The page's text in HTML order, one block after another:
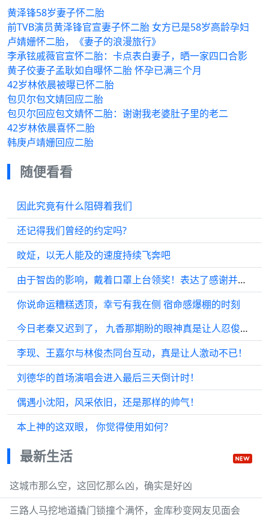
黄泽锋58岁妻子怀二胎
前TVB演员黄泽锋官宣妻子怀二胎 女方已是58岁高龄孕妇
卢婧姗怀二胎，《妻子的浪漫旅行》
李承铉戚薇官宣怀二胎：卡点表白妻子，晒一家四口合影
黄子佼妻子孟耿如自曝怀二胎 怀孕已满三个月
42岁林依晨被曝已怀二胎
包贝尔包文婧回应二胎
包贝尔回应包文婧怀二胎：谢谢我老婆肚子里的老二
42岁林依晨喜怀二胎
韩庚卢靖姗回应二胎
随便看看
因此究竟有什么阻碍着我们
还记得我们曾经的约定吗?
旼炡，以无人能及的速度持续飞奔吧
由于智齿的影响，戴着口罩上台领奖！表达了感谢并送出了可爱的祝福
你说命运糟糕透顶，幸亏有我在侧 宿命感爆棚的时刻
今日老秦又迟到了， 九香那期盼的眼神真是让人忍俊不禁
李现、王嘉尔与林俊杰同台互动，真是让人激动不已！
刘德华的首场演唱会进入最后三天倒计时！
偶遇小沈阳，风采依旧，还是那样的帅气！
本上神的这双眼， 你觉得使用如何？
最新生活
这城市那么空，这回忆那么凶，确实是好凶
三路人马挖地道撬门锁撞个满怀，金库秒变网友见面会